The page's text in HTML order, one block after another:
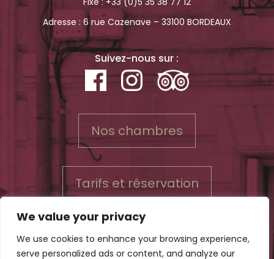
We value your privacy
We use cookies to enhance your browsing experience,
serve personalized ads or content, and analyze our
Adresse : 6 rue Cazenave – 33100 BORDEAUX
Suivez-nous sur :
Nos chambres
Tarifs et réservation
Contact Mentions légales